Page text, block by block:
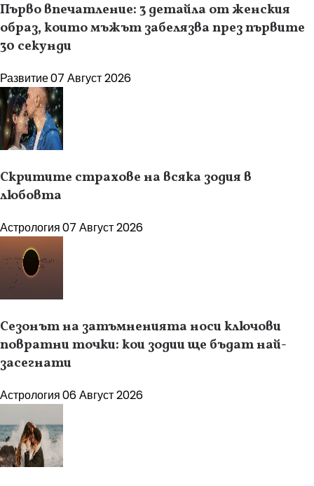
Първо впечатление: 3 детайла от женския
образ, които мъжът забелязва през първите
30 секунди
Развитие07 Август 2026
Скритите страхове на всяка зодия в
любовта
Астрология07 Август 2026
Сезонът на затъмненията носи ключови
повратни точки: кои зодии ще бъдат най-
засегнати
Астрология06 Август 2026